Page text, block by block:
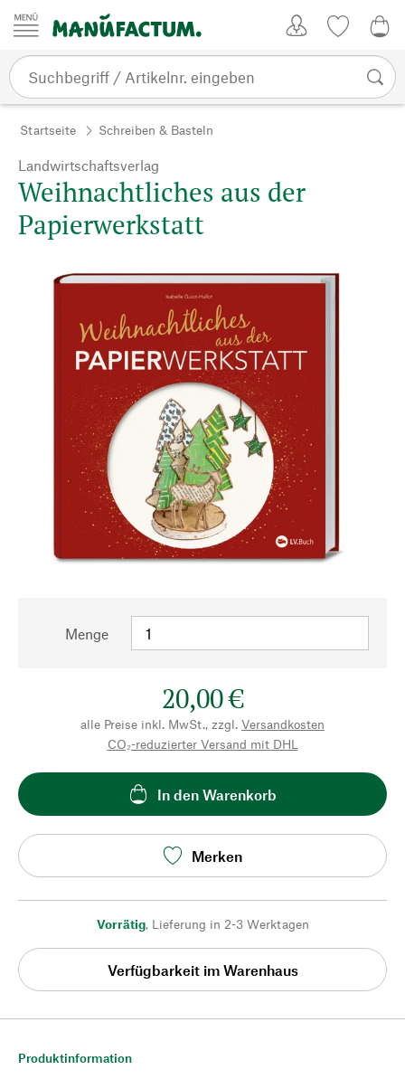
Zum Inhalt springen
Startseite Schreiben & Basteln
Landwirtschaftsverlag
Weihnachtliches aus der
Papierwerkstatt
Menge
20,00 €
alle Preise inkl. MwSt., zzgl. Versandkosten
CO₂-reduzierter Versand mit DHL
In den Warenkorb
Merken
Vorrätig, Lieferung in 2-3 Werktagen
Verfügbarkeit im Warenhaus
Produktinformation